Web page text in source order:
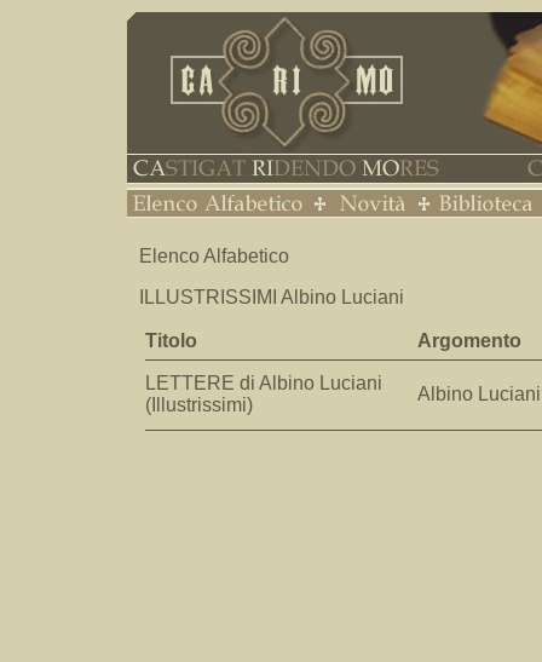
Elenco Alfabetico
ILLUSTRISSIMI Albino Luciani
Titolo Argomento
LETTERE di Albino Luciani
(Illustrissimi)
Albino Luciani